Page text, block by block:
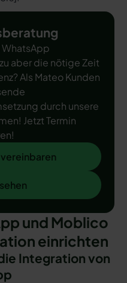
aber die nötige Zeit
Als Mateo Kunden
durch unsere
Jetzt Termin
und Moblico
einrichten
Integration von